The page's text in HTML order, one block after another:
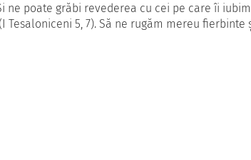
ne poate grăbi revederea cu cei pe care îi
Tesaloniceni 5, 7). Să ne rugăm mereu fierbinte